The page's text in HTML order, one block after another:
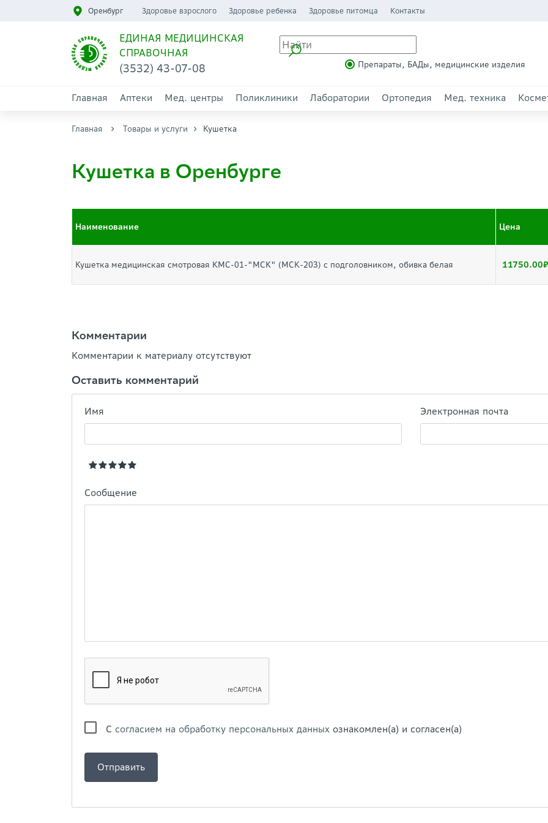
Оренбург Здоровье взрослого Здоровье ребенка Здоровье питомца Контакты
ЕДИНАЯ МЕДИЦИНСКАЯ
СПРАВОЧНАЯ
(3532) 43-07-08 Препараты, БАДы, медицинские изделия
Главная Аптеки Мед. центры Поликлиники Лаборатории Ортопедия Мед. техника
Главная Товары и услуги Кушетка
Кушетка в Оренбурге
Наименование Цена
Кушетка медицинская смотровая КМС-01-"МСК" (МСК-203) с подголовником, обивка белая 11750.00
Комментарии
Комментарии к материалу отсутствуют
Оставить комментарий
Имя Электронная почта
Сообщение
С согласием на обработку персональных данных ознакомлен(а) и согласен(а)